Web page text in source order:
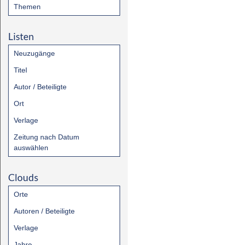
Themen
Listen
Neuzugänge
Titel
Autor / Beteiligte
Ort
Verlage
Zeitung nach Datum
auswählen
Clouds
Orte
Autoren / Beteiligte
Verlage